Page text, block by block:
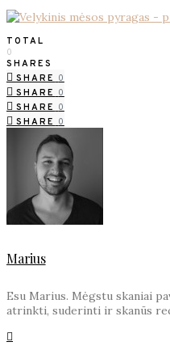
TOTAL
0
SHARES
SHARE 0
SHARE 0
SHARE 0
SHARE 0
Marius
Esu Marius. Mėgstu skaniai
atrinkti, suderinti ir skanūs